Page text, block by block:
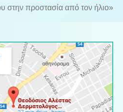
στην προστασία από τον ήλιο»